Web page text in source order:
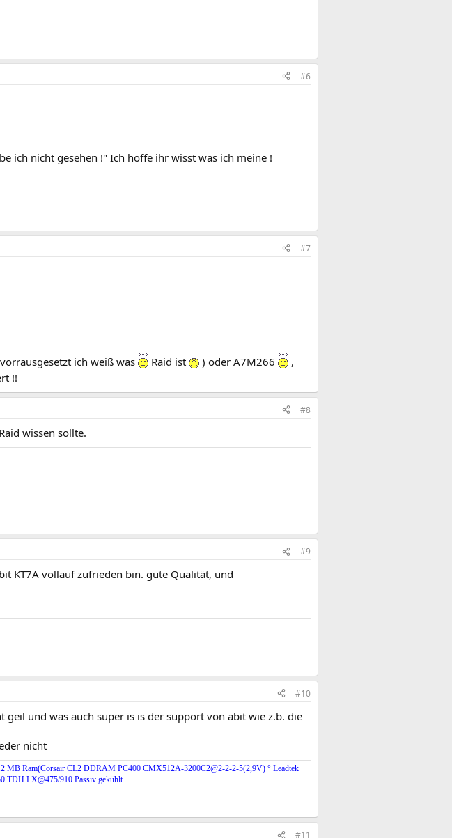
#6
ich nicht gesehen !" Ich hoffe ihr wisst was ich meine !
#7
ich weiß was Raid ist ) oder A7M266
,
!!
#8
wissen sollte.
#9
KT7A vollauf zufrieden bin. gute Qualität, und
#10
geil und was auch super is is der support von abit wie z.b. die
nicht
MB Ram(Corsair CL2 DDRAM PC400 CMX512A-3200C2@2-2-2-5(2,9V) ° Leadtek
TDH LX@475/910 Passiv gekühlt
#11